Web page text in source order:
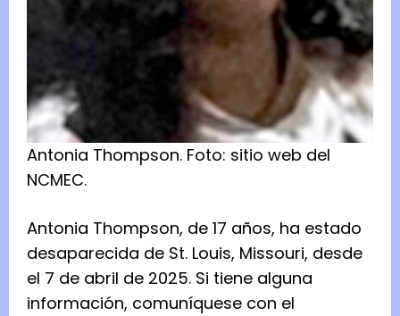
Antonia Thompson. Foto: sitio web del
NCMEC.
Antonia Thompson, de 17 años, ha estado
desaparecida de St. Louis, Missouri, desde
el 7 de abril de 2025. Si tiene alguna
información, comuníquese con el